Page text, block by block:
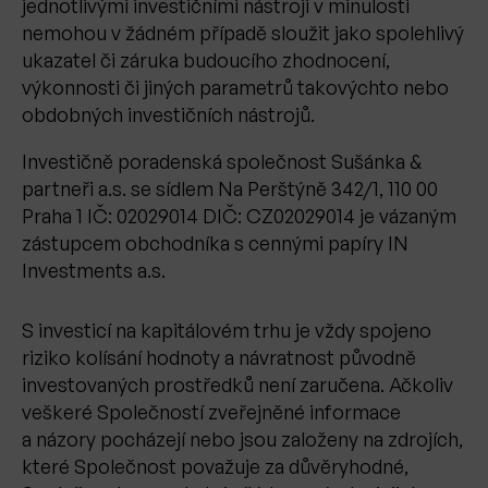
jednotlivými investičními nástroji v minulosti
nemohou v žádném případě sloužit jako spolehlivý
ukazatel či záruka budoucího zhodnocení,
výkonnosti či jiných parametrů takovýchto nebo
obdobných investičních nástrojů.
Investičně poradenská společnost Sušánka &
partneři a.s. se sídlem Na Perštýně 342/1, 110 00
Praha 1 IČ: 02029014 DIČ: CZ02029014 je vázaným
zástupcem obchodníka s cennými papíry IN
Investments a.s.
S investicí na kapitálovém trhu je vždy spojeno
riziko kolísání hodnoty a návratnost původně
investovaných prostředků není zaručena. Ačkoliv
veškeré Společností zveřejněné informace
a názory pocházejí nebo jsou založeny na zdrojích,
které Společnost považuje za důvěryhodné,